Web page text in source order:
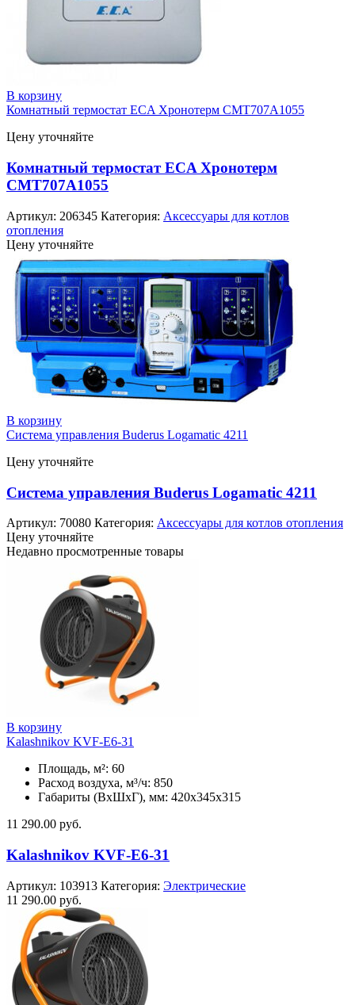
В корзину
Комнатный термостат ECA Хронотерм CMT707A1055
Цену уточняйте
Комнатный термостат ECA Хронотерм
CMT707A1055
Артикул: 206345 Категория: Аксессуары для котлов
отопления
Цену уточняйте
В корзину
Система управления Buderus Logamatic 4211
Цену уточняйте
Система управления Buderus Logamatic 4211
Артикул: 70080 Категория: Аксессуары для котлов отопления
Цену уточняйте
Недавно просмотренные товары
В корзину
Kalashnikov KVF-E6-31
Площадь, м²: 60
Расход воздуха, м³/ч: 850
Габариты (ВхШхГ), мм: 420x345x315
11 290.00 руб.
Kalashnikov KVF-E6-31
Артикул: 103913 Категория: Электрические
11 290.00 руб.